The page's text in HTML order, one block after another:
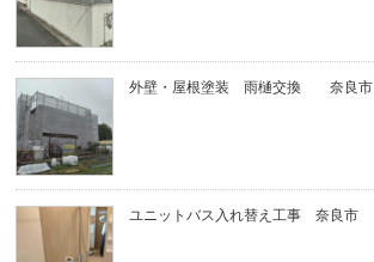
外壁・屋根塗装 雨樋交換 奈良市
ユニットバス入れ替え工事 奈良市